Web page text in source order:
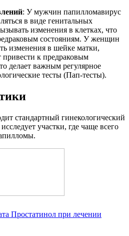
: У мужчин папилломавирус
в виде генитальных
изменения в клетках, что
состояниям. У женщин
изменения в шейке матки,
привести к предраковым
делает важным регулярное
тесты (Пап-тесты).
стандартный гинекологический
участки, где чаще всего
Простатинол при лечении